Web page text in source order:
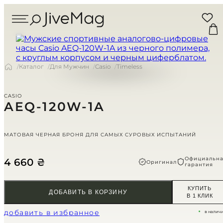
ПОКУПАТЕЛЯМ
Гарантия и возврат
МУЖСКИЕ
(СКОРО)GUARDO
Ваша корзина
Купон:
ЗАКАЗЫ ДО 15:00 ОТПРАВЛЯЕМ
Каталог Для Мужчин Casio Timeless
CASIO
AEQ-120W-1A
МАТОВАЯ ЧЕРНАЯ БРОНЯ ДЛЯ САМЫХ СУРОВЫХ ИСПЫТАНИЙ
4 660 ₴ Оригинал
гарантия
ДОБАВИТЬ В КОРЗИНУ
КУПИТЬ
В 1 КЛИК
добавить в избранное в